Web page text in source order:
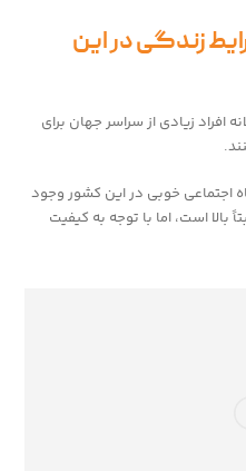
زندگی در این
افراد زیادی از سراسر جهان برای
اجتماعی خوبی در این کشور وجود
بالا است، اما با توجه به کیفیت